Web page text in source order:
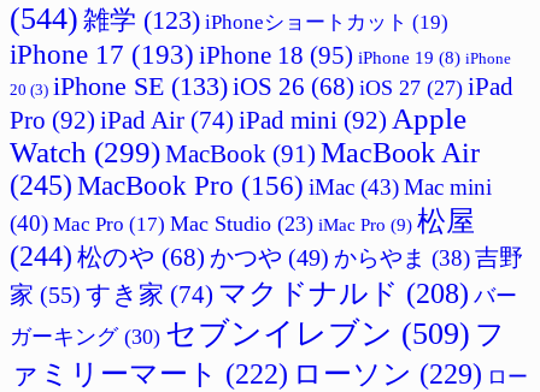
(544) 雑学 (123) iPhoneショートカット (19)
iPhone 17 (193) iPhone 18 (95) iPhone 19 (8) iPhone
20 (3) iPhone SE (133)iOS 26 (68) iOS 27 (27) iPad
Pro (92) iPad Air (74) iPad mini (92) Apple
Watch (299)MacBook (91) MacBook Air
(245) MacBook Pro (156) iMac (43)Mac mini
(40) Mac Pro (17) Mac Studio (23) iMac Pro (9) 松屋
(244) 松のや (68) かつや (49) からやま (38)吉野
家 (55) すき家 (74) マクドナルド (208) バー
ガーキング(30) セブンイレブン (509) フ
ァミリーマート (222) ローソン (229) ロー